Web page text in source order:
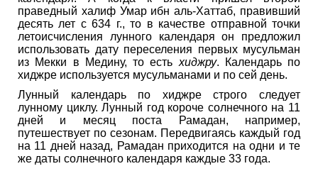
праведный халиф Умар ибн аль-Хаттаб, правивший
десять лет с 634 г., то в качестве отправной точки
летоисчисления лунного календаря он предложил
использовать дату переселения первых мусульман
из Мекки в Медину, то есть хиджру. Календарь по
хиджре используется мусульманами и по сей день.
Лунный календарь по хиджре строго следует
лунному циклу. Лунный год короче солнечного на 11
дней и месяц поста Рамадан, например,
путешествует по сезонам. Передвигаясь каждый год
на 11 дней назад, Рамадан приходится на одни и те
же даты солнечного календаря каждые 33 года.